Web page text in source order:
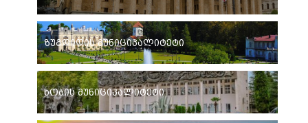
ზუგდიდის მუნიციპალიტეტი
ხობის მუნიციპალიტეტი